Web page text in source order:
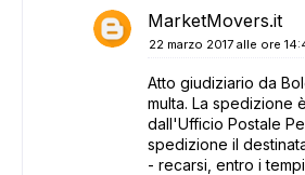
MarketMovers.it
22 marzo 2017 alle ore
Atto giudiziario da
multa. La spedizione
dall'Ufficio Postale
spedizione il
- recarsi, entro i